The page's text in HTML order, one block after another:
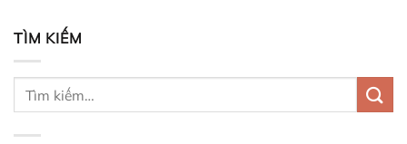
hợp
khuôn
TÌM KIẾM